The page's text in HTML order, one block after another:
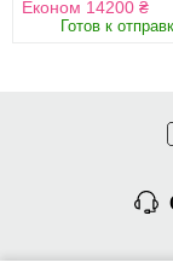
Економ 14200 ₴